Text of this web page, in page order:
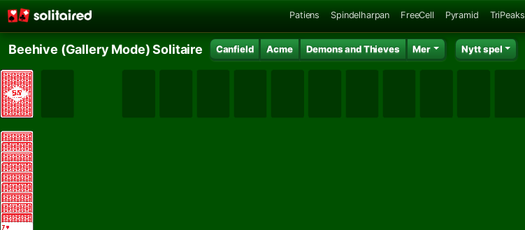
Patiens Spindelharpan FreeCell Pyramid TriPeaks
Beehive (Gallery Mode) Solitaire Canfield Acme Demons and Thieves Mer Nytt spel